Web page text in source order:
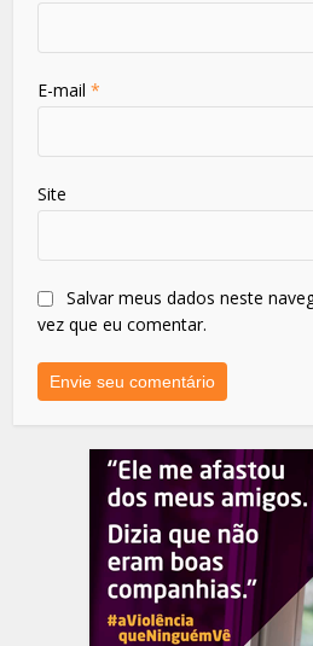
E-mail*
Site
Salvar meus dados neste
vez que eu comentar.